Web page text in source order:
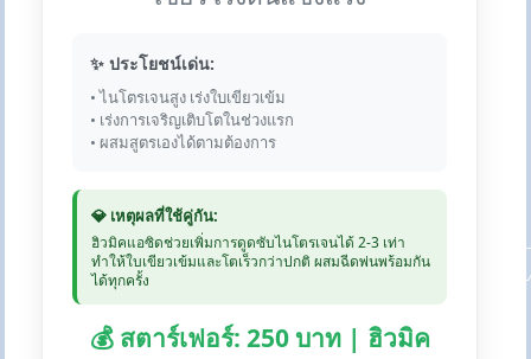
✨ ประโยชน์เด่น:
• ไนโตรเจนสูง เร่งใบเขียวเข้ม
• เร่งการเจริญเติบโตในช่วงแรก
• ผสมสูตรเองได้ตามต้องการ
💎 เหตุผลที่ใช้คู่กัน:
ฮิวมิคแอซิดช่วยเพิ่มการดูดซับไนโตรเจนได้ 2-3 เท่า
ทำให้ใบเขียวเข้มและโตเร็วกว่าปกติ ผสมฉีดพ่นพร้อมกัน
ได้ทุกครั้ง
💰 สตาร์เฟอร์: 250 บาท | ฮิวมิค